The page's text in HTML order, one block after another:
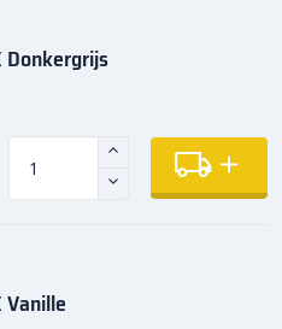
Donkergrijs
Vanille